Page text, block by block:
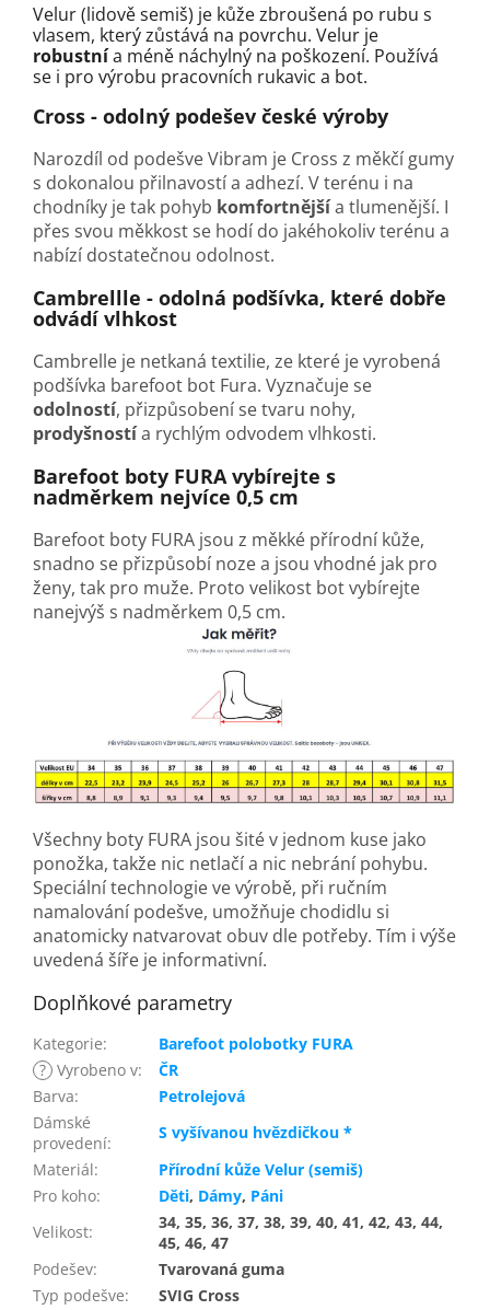
Velur (lidově semiš) je kůže zbroušená po rubu s
vlasem, který zůstává na povrchu. Velur je
robustnía méně náchylný na poškození. Používá
se i pro výrobu pracovních rukavic a bot.
Cross - odolný podešev české výroby
Narozdíl od podešve Vibram je Cross z měkčí gumy
s dokonalou přilnavostí a adhezí. V terénu i na
chodníky je tak pohyb komfortnějšía tlumenější. I
přes svou měkkost se hodí do jakéhokoliv terénu a
nabízí dostatečnou odolnost.
Cambrellle - odolná podšívka, které dobře
odvádí vlhkost
Cambrelle je netkaná textilie, ze které je vyrobená
podšívka barefoot bot Fura. Vyznačuje se
odolností, přizpůsobení se tvaru nohy,
prodyšnostía rychlým odvodem vlhkosti.
Barefoot boty FURA vybírejte s
nadměrkem nejvíce 0,5 cm
Barefoot boty FURA jsou z měkké přírodní kůže,
snadno se přizpůsobí noze a jsou vhodné jak pro
ženy, tak pro muže. Proto velikost bot vybírejte
nanejvýš s nadměrkem 0,5 cm.
Všechny boty FURA jsou šité v jednom kuse jako
ponožka, takže nic netlačí a nic nebrání pohybu.
Speciální technologie ve výrobě, při ručním
namalování podešve, umožňuje chodidlu si
anatomicky natvarovat obuv dle potřeby. Tím i výše
uvedená šíře je informativní.
Doplňkové parametry
Kategorie:
Barefoot polobotky FURA
? Vyrobeno v:
ČR
Barva:
Petrolejová
Dámské
provedení:
S vyšívanou hvězdičkou *
Materiál:
Přírodní kůže Velur (semiš)
Pro koho: Děti, Dámy, Páni
Velikost:
34, 35, 36, 37, 38, 39, 40, 41, 42, 43, 44,
45, 46, 47
Podešev:
Tvarovaná guma
Typ podešve:
SVIG Cross